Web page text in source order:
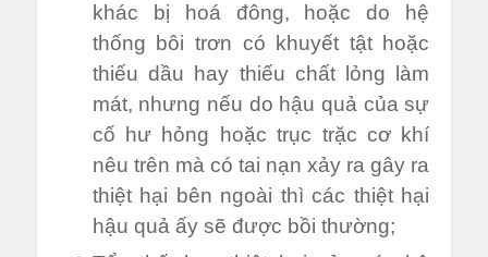
khác bị hoá đông, hoặc do hệ
thống bôi trơn có khuyết tật hoặc
thiếu dầu hay thiếu chất lỏng làm
mát, nhưng nếu do hậu quả của sự
cố hư hỏng hoặc trục trặc cơ khí
nêu trên mà có tai nạn xảy ra gây ra
thiệt hại bên ngoài thì các thiệt hại
hậu quả ấy sẽ được bồi thường;